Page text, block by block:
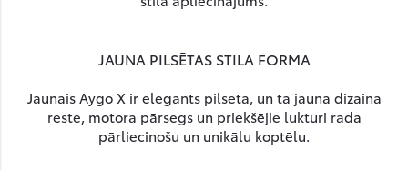
JAUNA PILSĒTAS STILA FORMA
Jaunais Aygo X ir elegants pilsētā, un tā jaunā dizaina
reste, motora pārsegs un priekšējie lukturi rada
pārliecinošu un unikālu koptēlu.